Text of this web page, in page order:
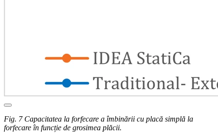
Fig. 7 Capacitatea la forfecare a îmbinării cu placă simplă la
forfecare în funcție de grosimea plăcii.